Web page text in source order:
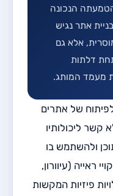
הנכונה
אתר נגיש
אלא גם
דלתות
מעמד המותג.
של אתרים
ליכולותיו
ולהשתמש בו
ראייה (עיוורון,
פיזיות המקשות